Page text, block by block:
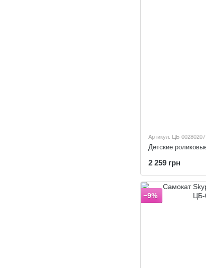
Артикул: ЦБ-00280207
2 259 грн
−9%